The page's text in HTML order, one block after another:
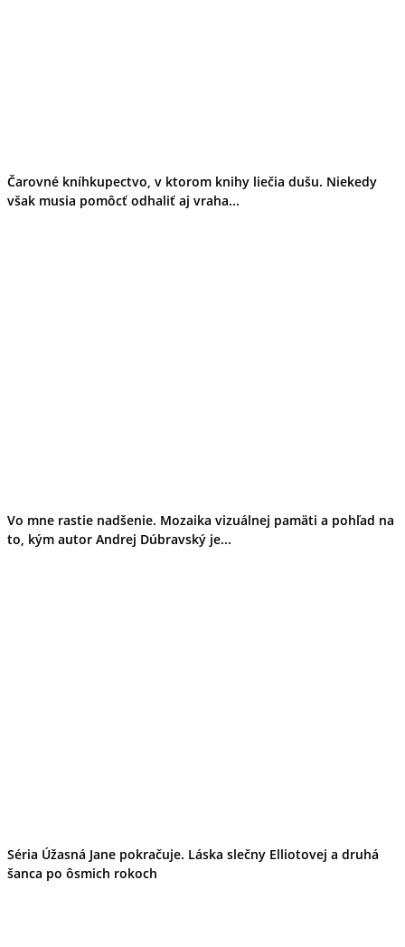
Čarovné kníhkupectvo, v ktorom knihy liečia dušu. Niekedy
však musia pomôcť odhaliť aj vraha...
Vo mne rastie nadšenie. Mozaika vizuálnej pamäti a pohľad na
to, kým autor Andrej Dúbravský je...
Séria Úžasná Jane pokračuje. Láska slečny Elliotovej a druhá
šanca po ôsmich rokoch